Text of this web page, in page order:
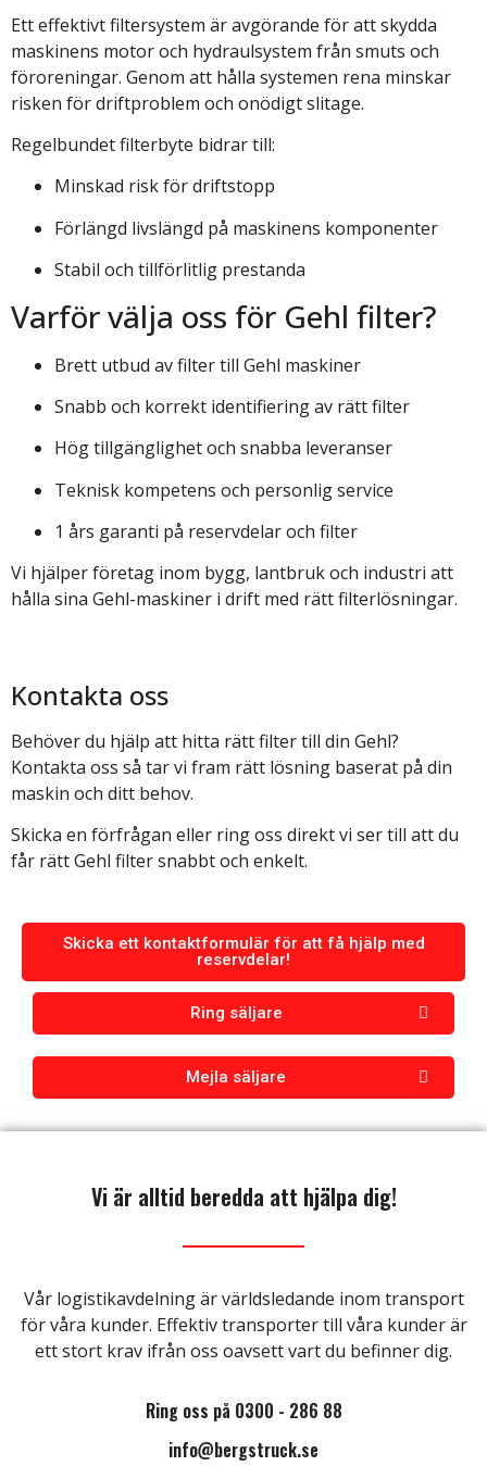
Ett effektivt filtersystem är avgörande för att skydda
maskinens motor och hydraulsystem från smuts och
föroreningar. Genom att hålla systemen rena minskar
risken för driftproblem och onödigt slitage.
Regelbundet filterbyte bidrar till:
Minskad risk för driftstopp
Förlängd livslängd på maskinens komponenter
Stabil och tillförlitlig prestanda
Varför välja oss för Gehl filter?
Brett utbud av filter till Gehl maskiner
Snabb och korrekt identifiering av rätt filter
Hög tillgänglighet och snabba leveranser
Teknisk kompetens och personlig service
1 års garanti på reservdelar och filter
Vi hjälper företag inom bygg, lantbruk och industri att
hålla sina Gehl-maskiner i drift med rätt filterlösningar.
Kontakta oss
Behöver du hjälp att hitta rätt filter till din Gehl?
Kontakta oss så tar vi fram rätt lösning baserat på din
maskin och ditt behov.
Skicka en förfrågan eller ring oss direkt vi ser till att du
får rätt Gehl filter snabbt och enkelt.
Skicka ett kontaktformulär för att få hjälp med
reservdelar!
Ring säljare
Mejla säljare
Vi är alltid beredda att hjälpa dig!
Vår logistikavdelning är världsledande inom transport
för våra kunder. Effektiv transporter till våra kunder är
ett stort krav ifrån oss oavsett vart du befinner dig.
Ring oss på 0300 - 286 88
info@bergstruck.se